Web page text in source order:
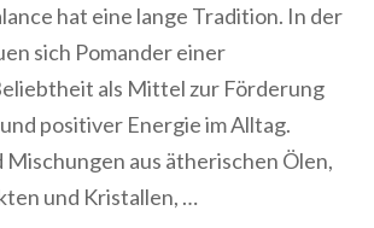
hat eine lange Tradition. In der
sich Pomander einer
als Mittel zur Förderung
positiver Energie im Alltag.
Mischungen aus ätherischen Ölen,
und Kristallen, …